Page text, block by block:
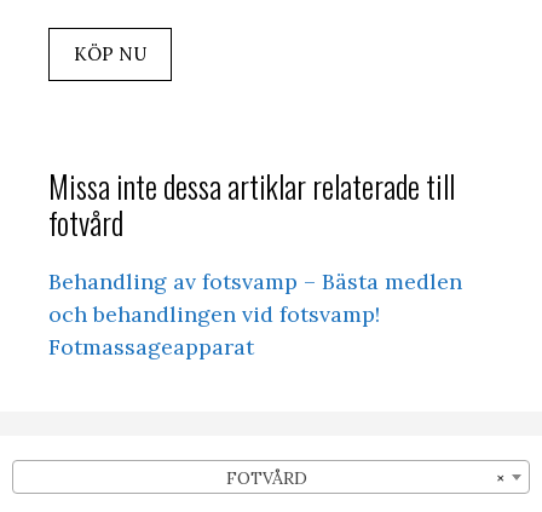
KÖP NU
Missa inte dessa artiklar relaterade till
fotvård
Behandling av fotsvamp – Bästa medlen
och behandlingen vid fotsvamp!
Fotmassageapparat
×
FOTVÅRD